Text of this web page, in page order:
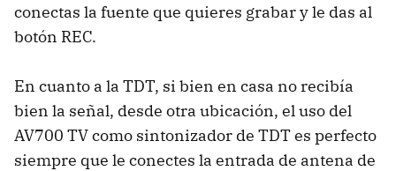
conectas la fuente que quieres grabar y le das al
botón REC.
En cuanto a la TDT, si bien en casa no recibía
bien la señal, desde otra ubicación, el uso del
AV700 TV como sintonizador de TDT es perfecto
siempre que le conectes la entrada de antena de